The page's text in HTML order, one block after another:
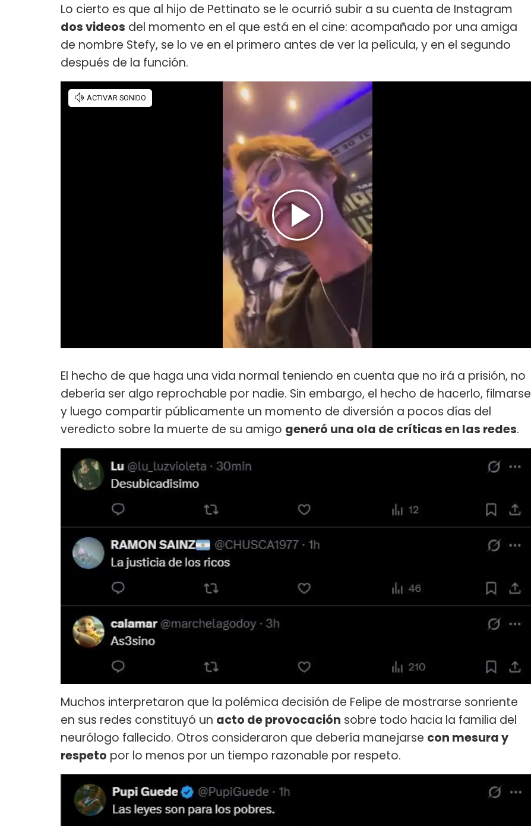
Lo cierto es que al hijo de Pettinato se le ocurrió subir a su cuenta de Instagram
dos videos del momento en el que está en el cine: acompañado por una amiga
de nombre Stefy, se lo ve en el primero antes de ver la película, y en el segundo
después de la función.
El hecho de que haga una vida normal teniendo en cuenta que no irá a prisión, no
debería ser algo reprochable por nadie. Sin embargo, el hecho de hacerlo, filmarse
y luego compartir públicamente un momento de diversión a pocos días del
veredicto sobre la muerte de su amigo generó una ola de críticas en las redes.
Muchos interpretaron que la polémica decisión de Felipe de mostrarse sonriente
en sus redes constituyó un acto de provocación sobre todo hacia la familia del
neurólogo fallecido. Otros consideraron que debería manejarse con mesura y
respeto por lo menos por un tiempo razonable por respeto.